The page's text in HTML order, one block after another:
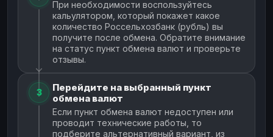
При необходимости воспользуйтесь
кальулятором, который покажет какое
количество Россельхозбанк (рубль) вы
получите после обмена. Обратите внимание
на статус пункт обмена валют и проверьте
отзывы.
3
Перейдите на выбранный пункт
обмена валют
Если пункт обмена валют недоступен или
проводит технические работы, то
подберите альтернативный вариант, из